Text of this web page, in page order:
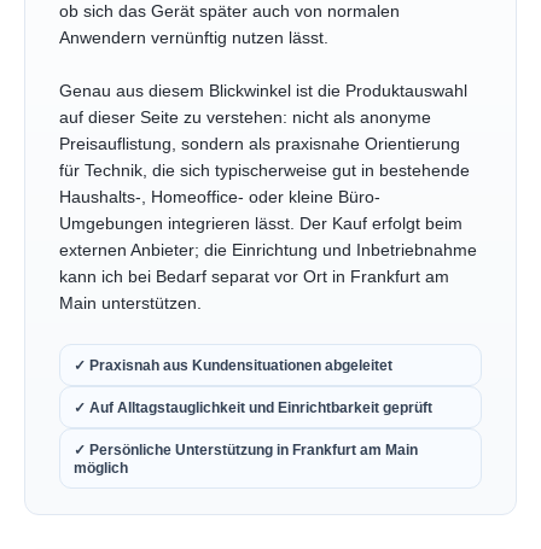
ob sich das Gerät später auch von normalen
Anwendern vernünftig nutzen lässt.
Genau aus diesem Blickwinkel ist die Produktauswahl
auf dieser Seite zu verstehen: nicht als anonyme
Preisauflistung, sondern als praxisnahe Orientierung
für Technik, die sich typischerweise gut in bestehende
Haushalts-, Homeoffice- oder kleine Büro-
Umgebungen integrieren lässt. Der Kauf erfolgt beim
externen Anbieter; die Einrichtung und Inbetriebnahme
kann ich bei Bedarf separat vor Ort in Frankfurt am
Main unterstützen.
✓ Praxisnah aus Kundensituationen abgeleitet
✓ Auf Alltagstauglichkeit und Einrichtbarkeit geprüft
✓ Persönliche Unterstützung in Frankfurt am Main
möglich